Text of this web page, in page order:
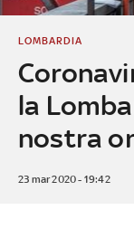
la
nostra
LOMBARDIA
23 mar 2020 - 19:42